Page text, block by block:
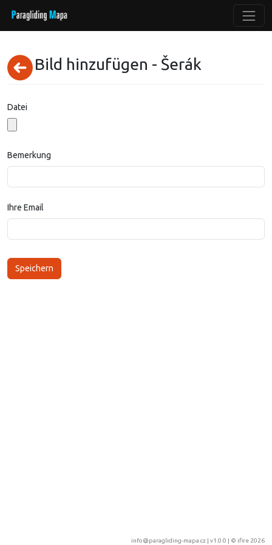
Bild hinzufügen - Šerák
Datei
Bemerkung
Ihre Email
info@paragliding-mapa.cz | v1.0.0 | © ifire 2026